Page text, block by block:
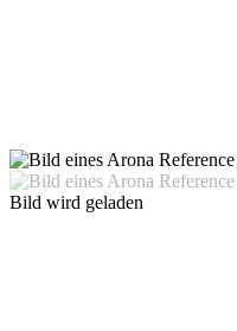
Bild wird geladen